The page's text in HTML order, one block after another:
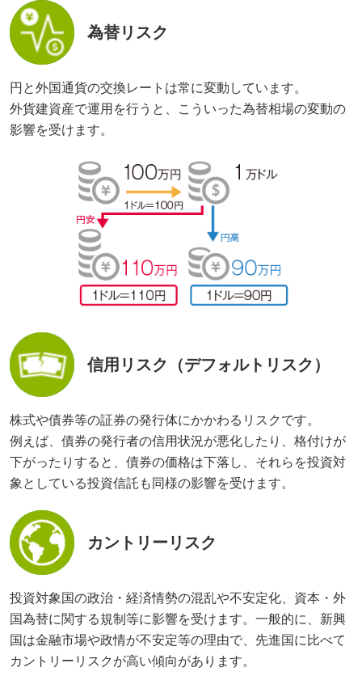
為替リスク
円と外国通貨の交換レートは常に変動しています。
外貨建資産で運用を行うと、こういった為替相場の変動の
影響を受けます。
信用リスク（デフォルトリスク）
株式や債券等の証券の発行体にかかわるリスクです。
例えば、債券の発行者の信用状況が悪化したり、格付けが
下がったりすると、債券の価格は下落し、それらを投資対
象としている投資信託も同様の影響を受けます。
カントリーリスク
投資対象国の政治・経済情勢の混乱や不安定化、資本・外
国為替に関する規制等に影響を受けます。一般的に、新興
国は金融市場や政情が不安定等の理由で、先進国に比べて
カントリーリスクが高い傾向があります。